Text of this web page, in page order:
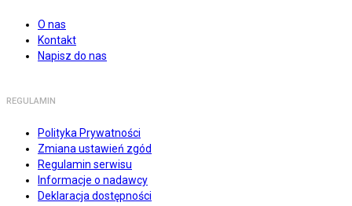
O nas
Kontakt
Napisz do nas
REGULAMIN
Polityka Prywatności
Zmiana ustawień zgód
Regulamin serwisu
Informacje o nadawcy
Deklaracja dostępności